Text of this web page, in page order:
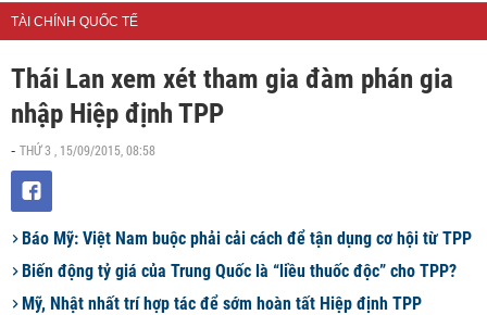
TÀI CHÍNH QUỐC TẾ
Thái Lan xem xét tham gia đàm phán gia
nhập Hiệp định TPP
- THỨ 3 , 15/09/2015, 08:58
Báo Mỹ: Việt Nam buộc phải cải cách để tận dụng cơ hội từ TPP
Biến động tỷ giá của Trung Quốc là “liều thuốc độc” cho TPP?
Mỹ, Nhật nhất trí hợp tác để sớm hoàn tất Hiệp định TPP